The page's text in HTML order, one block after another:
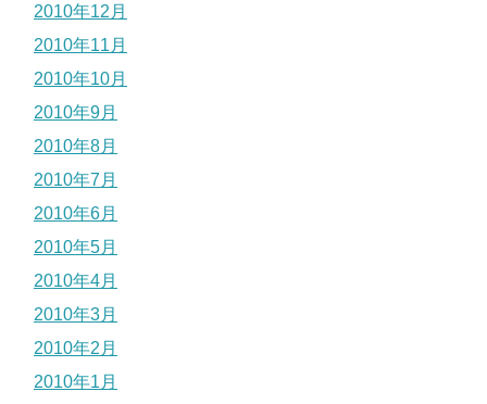
2010年12月
2010年11月
2010年10月
2010年9月
2010年8月
2010年7月
2010年6月
2010年5月
2010年4月
2010年3月
2010年2月
2010年1月